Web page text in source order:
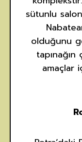
sütunlu
olduğunu
amaçlar